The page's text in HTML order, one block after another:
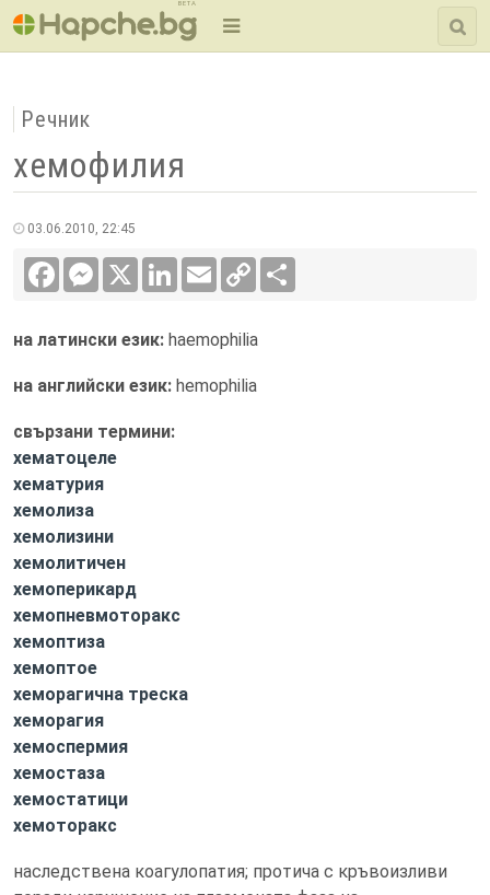
BETA
Речник
хемофилия
03.06.2010, 22:45
FacebookMessenger LinkedInEmail
Copy
Link
на латински език: haemophilia
на английски език: hemophilia
свързани термини:
хематоцеле
хематурия
хемолиза
хемолизини
хемолитичен
хемоперикард
хемопневмоторакс
хемоптиза
хемоптое
хеморагична треска
хеморагия
хемоспермия
хемостаза
хемостатици
хемоторакс
наследствена коагулопатия; протича с кръвоизливи